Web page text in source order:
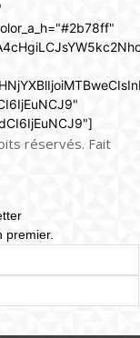
réservés. Fait
premier.